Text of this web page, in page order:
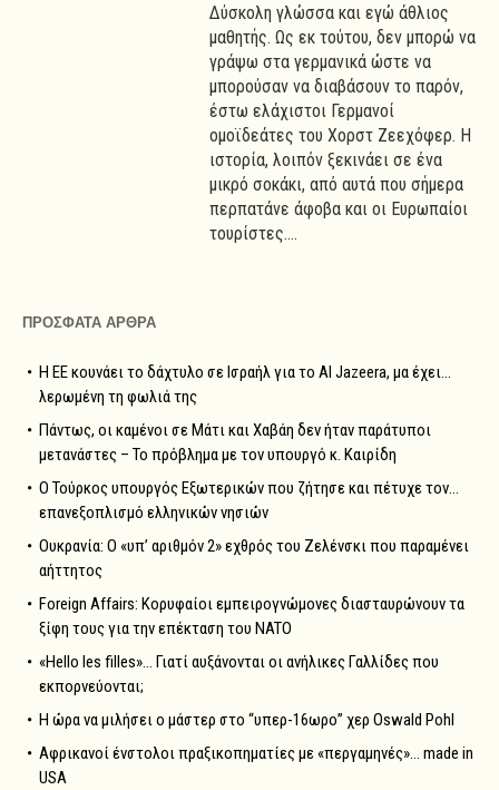
Δύσκολη γλώσσα και εγώ άθλιος
μαθητής. Ως εκ τούτου, δεν μπορώ να
γράψω στα γερμανικά ώστε να
μπορούσαν να διαβάσουν το παρόν,
έστω ελάχιστοι Γερμανοί
ομοϊδεάτες του Χορστ Ζεεχόφερ. Η
ιστορία, λοιπόν ξεκινάει σε ένα
μικρό σοκάκι, από αυτά που σήμερα
περπατάνε άφοβα και οι Ευρωπαίοι
τουρίστες....
ΠΡΟΣΦΑΤΑ ΑΡΘΡΑ
Η ΕΕ κουνάει το δάχτυλο σε Ισραήλ για το Al Jazeera, μα έχει…
λερωμένη τη φωλιά της
Πάντως, οι καμένοι σε Μάτι και Χαβάη δεν ήταν παράτυποι
μετανάστες – Το πρόβλημα με τον υπουργό κ. Καιρίδη
Ο Τούρκος υπουργός Εξωτερικών που ζήτησε και πέτυχε τον…
επανεξοπλισμό ελληνικών νησιών
Ουκρανία: Ο «υπ’ αριθμόν 2» εχθρός του Ζελένσκι που παραμένει
αήττητος
Foreign Affairs: Κορυφαίοι εμπειρογνώμονες διασταυρώνουν τα
ξίφη τους για την επέκταση του NATO
«Hello les filles»… Γιατί αυξάνονται οι ανήλικες Γαλλίδες που
εκπορνεύονται;
Η ώρα να μιλήσει ο μάστερ στο “υπερ-16ωρο” χερ Oswald Pohl
Αφρικανοί ένστολοι πραξικοπηματίες με «περγαμηνές»… made in
USA